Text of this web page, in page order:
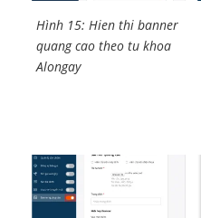
Hình 15: Hien thi banner
quang cao theo tu khoa
Alongay